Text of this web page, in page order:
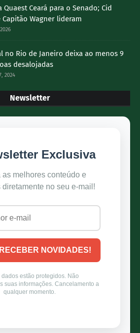
Quaest Ceará para o Senado; Cid
Capitão Wagner lideram
no Rio de Janeiro deixa ao menos 9
desalojadas
2024
Newsletter